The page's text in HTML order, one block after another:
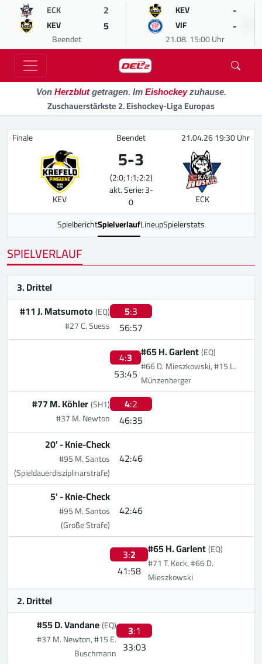
ECK 2
KEV 5
Beendet
KEV -
VIF -
21.08. 15:00 Uhr
Von Herzblutgetragen. Im Eishockeyzuhause.
Zuschauerstärkste 2. Eishockey-Liga Europas
Finale Beendet 21.04.26 19:30 Uhr
KEV
5-3
(2:0;1:1;2:2)
akt. Serie: 3-
0
ECK
SpielberichtSpielverlaufLineupSpielerstats
SPIELVERLAUF
3. Drittel
5:3
56:57
#11 J. Matsumoto(EQ)
#27 C. Suess
4:3
53:45
#65 H. Garlent(EQ)
#66 D. Mieszkowski, #15 L.
Münzenberger
4:2
46:35
#77 M. Köhler(SH1)
#37 M. Newton
42:46
20' -Knie-Check
#95 M. Santos
(Spieldauerdisziplinarstrafe)
42:46
5' -Knie-Check
#95 M. Santos
(Große Strafe)
3:2
41:58
#65 H. Garlent(EQ)
#71 T. Keck, #66 D.
Mieszkowski
2. Drittel
3:1
33:03
#55 D. Vandane(EQ)
#37 M. Newton, #15 E.
Buschmann